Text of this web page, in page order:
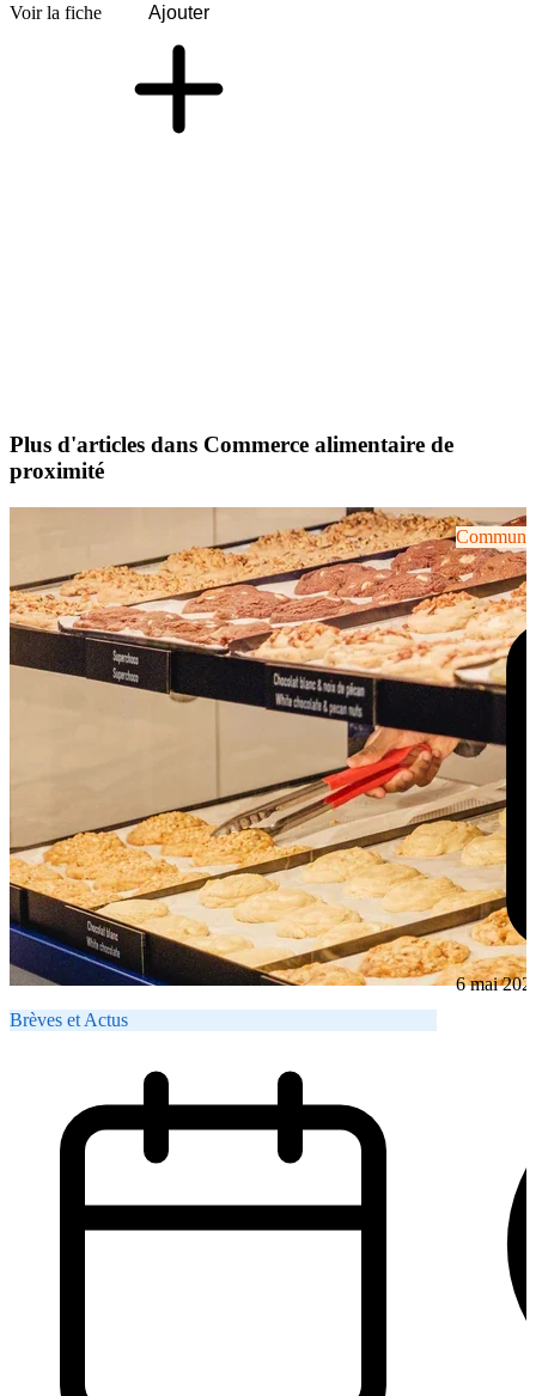
Voir la fiche Ajouter
Plus d'articles dans Commerce alimentaire de
proximité
Brèves et Actus
6 mai